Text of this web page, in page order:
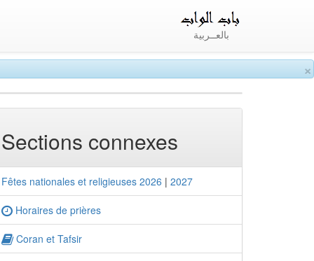
×
بالعــربية
Sections connexes
Fêtes nationales et religieuses 2026 | 2027
Horaires de prières
Coran et Tafsir